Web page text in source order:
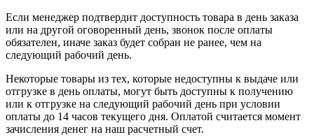
Если менеджер подтвердит доступность товара в день заказа
или на другой оговоренный день, звонок после оплаты
обязателен, иначе заказ будет собран не ранее, чем на
следующий рабочий день.
Некоторые товары из тех, которые недоступны к выдаче или
отгрузке в день оплаты, могут быть доступны к получению
или к отгрузке на следующий рабочий день при условии
оплаты до 14 часов текущего дня. Оплатой считается момент
зачисления денег на наш расчетный счет.